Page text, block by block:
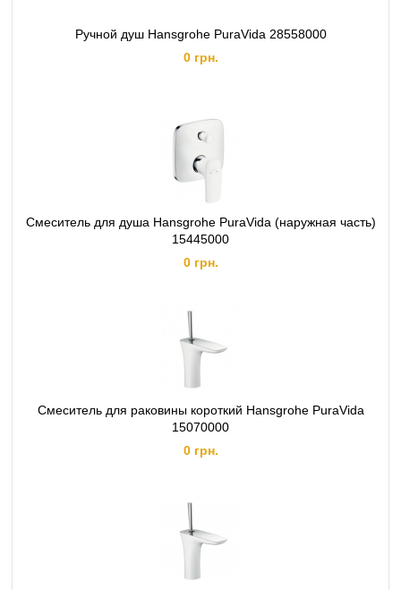
Ручной душ Hansgrohe PuraVida 28558000
0 грн.
Смеситель для душа Hansgrohe PuraVida (наружная часть)
15445000
0 грн.
Смеситель для раковины короткий Hansgrohe PuraVida
15070000
0 грн.